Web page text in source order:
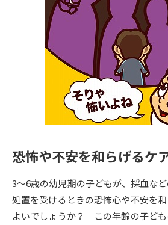
大学・短大以外の資料から請求
専門学校の資料請求 大学
留学・進学関連、塾・予備校
大学入
内」
大学入学共通テスト「受験上の
配慮案内」の請求
高等学
幼稚園教員資格認定試験 小学
高等学校（情報）教員資格認定
試験
恐怖や不安を和らげるケ
3～6歳の幼児期の子どもが、採血な
処置を受けるときの恐怖心や不安を
よいでしょうか？ この年齢の子ど